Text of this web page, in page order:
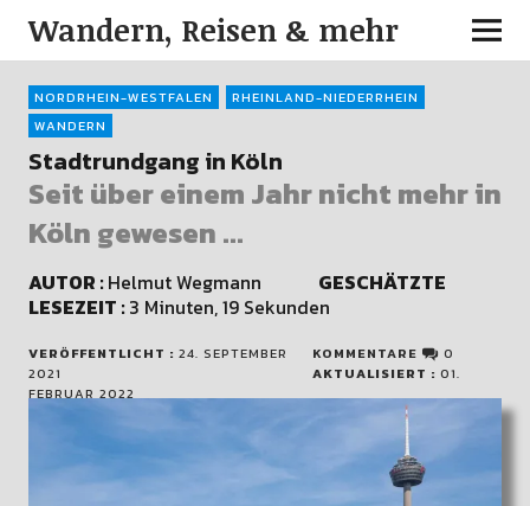
Wandern, Reisen & mehr
NORDRHEIN-WESTFALEN
RHEINLAND-NIEDERRHEIN
WANDERN
Stadtrundgang in Köln
Seit über einem Jahr nicht mehr in
Köln gewesen ...
AUTOR :Helmut Wegmann GESCHÄTZTE
LESEZEIT :3 Minuten, 19 Sekunden
VERÖFFENTLICHT : 24. SEPTEMBER
2021
KOMMENTARE
0
AKTUALISIERT :01.
FEBRUAR 2022